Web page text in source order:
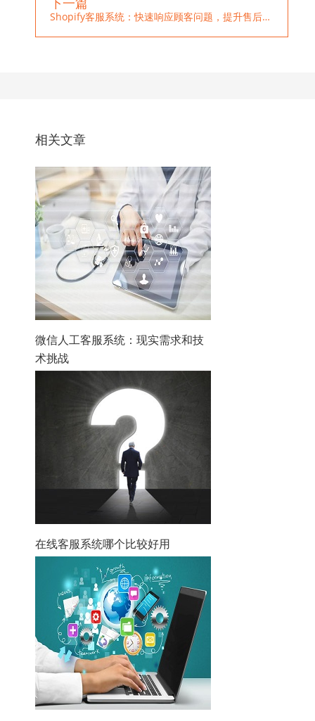
Shopify客服系统：快速响应顾客问题，提升售后效率
相关文章
微信人工客服系统：现实需求和技
术挑战
在线客服系统哪个比较好用